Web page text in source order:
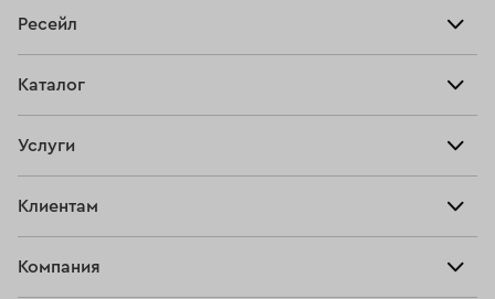
Тарифы
Ресейл
Купить
Прочие услуги
Каталог
Серьги
Услуги
Клиентам
Компания